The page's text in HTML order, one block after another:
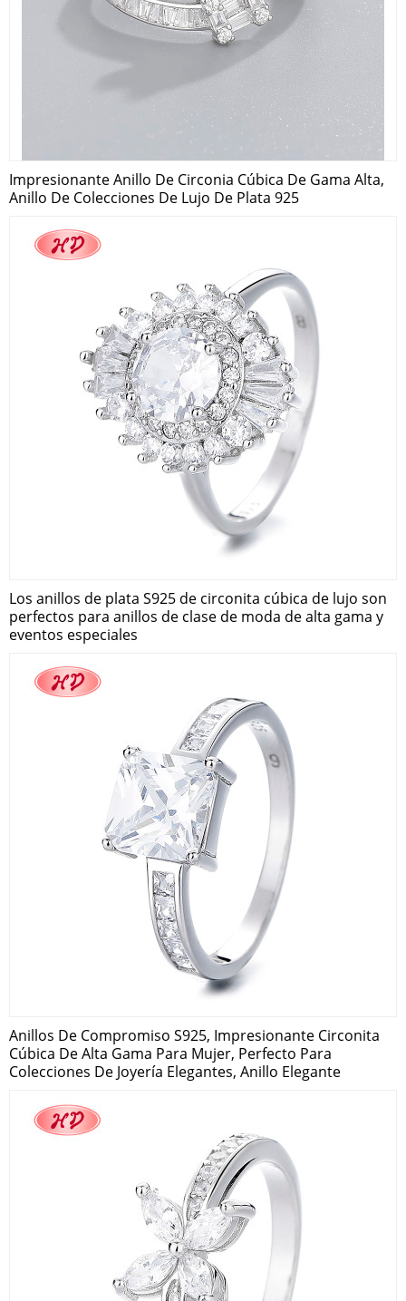
Impresionante Anillo De Circonia Cúbica De Gama Alta,
Anillo De Colecciones De Lujo De Plata 925
Los anillos de plata S925 de circonita cúbica de lujo son
perfectos para anillos de clase de moda de alta gama y
eventos especiales
Anillos De Compromiso S925, Impresionante Circonita
Cúbica De Alta Gama Para Mujer, Perfecto Para
Colecciones De Joyería Elegantes, Anillo Elegante